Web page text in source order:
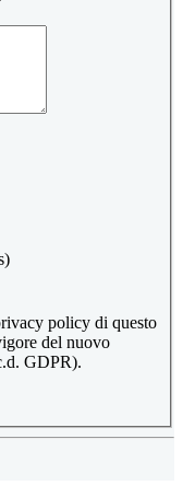
policy di questo
del nuovo
GDPR).